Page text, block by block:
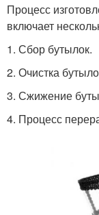
Процесс
включает
1. Сбор бутылок.
2. Очистка
3. Сжижение
4. Процесс